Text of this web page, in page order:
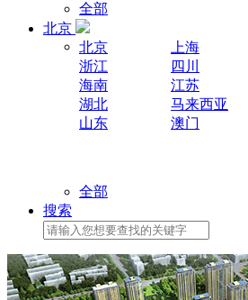
全部
北京
北京
上海
浙江
四川
海南
江苏
湖北
马来西亚
山东
澳门
全部
搜索